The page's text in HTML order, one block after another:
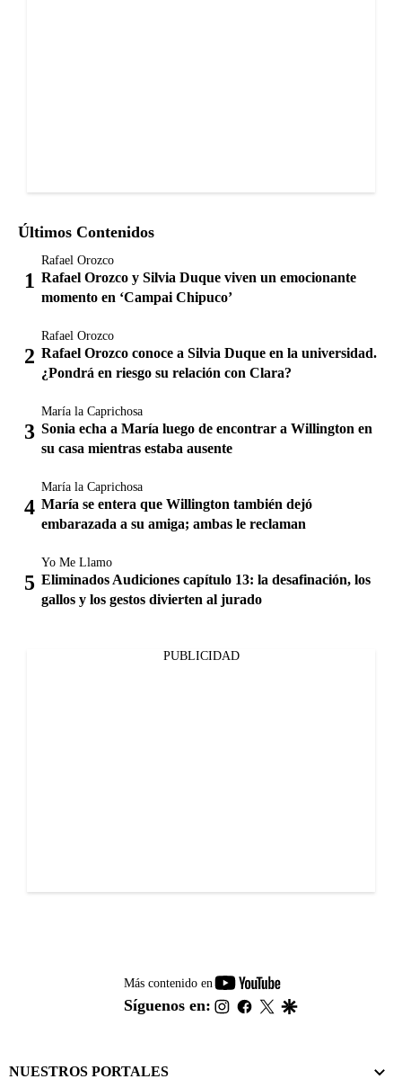
Últimos Contenidos
Rafael Orozco
Rafael Orozco y Silvia Duque viven un emocionante
momento en ‘Campai Chipuco’
Rafael Orozco
Rafael Orozco conoce a Silvia Duque en la universidad.
¿Pondrá en riesgo su relación con Clara?
María la Caprichosa
Sonia echa a María luego de encontrar a Willington en
su casa mientras estaba ausente
María la Caprichosa
María se entera que Willington también dejó
embarazada a su amiga; ambas le reclaman
Yo Me Llamo
Eliminados Audiciones capítulo 13: la desafinación, los
gallos y los gestos divierten al jurado
PUBLICIDAD
Más contenido en
youtube-
footer
Síguenos en: instagram
facebook
twitter
NUESTROS PORTALES